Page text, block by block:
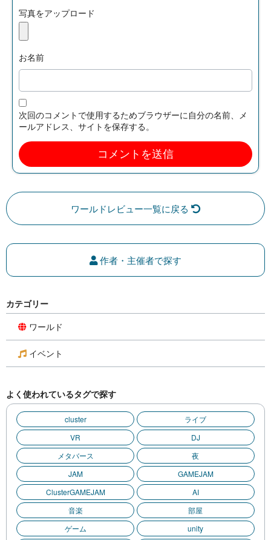
写真をアップロード
お名前
次回のコメントで使用するためブラウザーに自分の名前、メ
ールアドレス、サイトを保存する。
ワールドレビュー一覧に戻る
作者・主催者で探す
カテゴリー
ワールド
イベント
よく使われているタグで探す
cluster
ライブ
VR
DJ
メタバース
夜
JAM
GAMEJAM
ClusterGAMEJAM
AI
音楽
部屋
ゲーム
unity